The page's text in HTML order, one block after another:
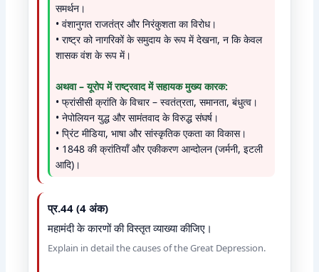
समर्थन।
• वंशानुगत राजतंत्र और निरंकुशता का विरोध।
• राष्ट्र को नागरिकों के समुदाय के रूप में देखना, न कि केवल
शासक वंश के रूप में।
अथवा – यूरोप में राष्ट्रवाद में सहायक मुख्य कारक:
• फ्रांसीसी क्रांति के विचार – स्वतंत्रता, समानता, बंधुत्व।
• नेपोलियन युद्ध और सामंतवाद के विरुद्ध संघर्ष।
• प्रिंट मीडिया, भाषा और सांस्कृतिक एकता का विकास।
• 1848 की क्रांतियाँ और एकीकरण आन्दोलन (जर्मनी, इटली
आदि)।
प्र.44 (4 अंक)
महामंदी के कारणों की विस्तृत व्याख्या कीजिए।
Explain in detail the causes of the Great Depression.